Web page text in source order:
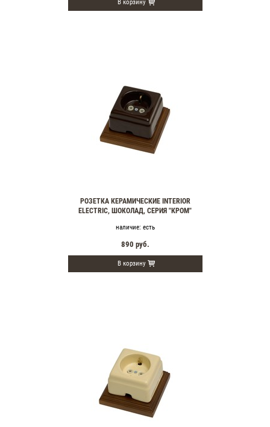
РОЗЕТКА КЕРАМИЧЕСКИЕ INTERIOR
ELECTRIC, ШОКОЛАД, СЕРИЯ "КРОМ"
наличие: есть
890 руб.
В корзину